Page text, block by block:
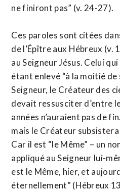
ne finiront pas” (v. 24-27).
Ces paroles sont citées
de l’Épître aux Hébreux (v.
au Seigneur Jésus. Celui
étant enlevé “à la moitié de
Seigneur, le Créateur des
devait ressusciter d’entre
années n’auraient pas de
mais le Créateur
Car il est “le Même” – un
appliqué au Seigneur lui-
est le Même, hier, et
éternellement” (Hébreux